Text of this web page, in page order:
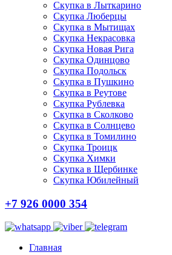
Скупка в Лыткарино
Скупка Люберцы
Скупка в Мытищах
Скупка Некрасовка
Скупка Новая Рига
Скупка Одинцово
Скупка Подольск
Скупка в Пушкино
Скупка в Реутове
Скупка Рублевка
Скупка в Сколково
Скупка в Солнцево
Скупка в Томилино
Скупка Троицк
Скупка Химки
Скупка в Щербинке
Скупка Юбилейный
+7 926 0000 354
Главная